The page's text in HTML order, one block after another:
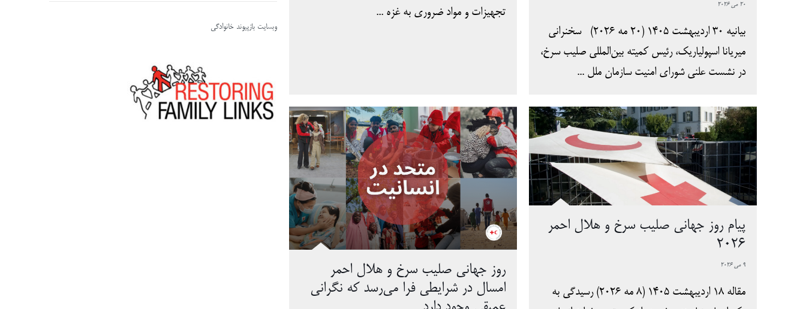
20 می 2026
بیانیه 30 اردیبهشت 1405 (20 مه ۲۰۲۶) سخنرانی
میریانا اسپولیاریک، رئیس کمیته بین‌المللی صلیب سرخ،
در نشست علنی شورای امنیت سازمان ملل ...
تجهیزات و مواد ضروری به غزه ...
پیام روز جهانی صلیب سرخ و هلال احمر
۲۰۲۶
9 می 2026
مقاله 18 اردیبهشت 1405 (۸ مه ۲۰۲۶) رسیدگی به
روز جهانی صلیب سرخ و هلال احمر
امسال در شرایطی فرا می‌رسد که نگرانی
وبسایت بازپیوند خانوادگی